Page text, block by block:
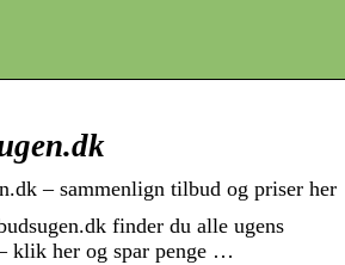
– sammenlign tilbud og priser her
finder du alle ugens
klik her og spar penge …